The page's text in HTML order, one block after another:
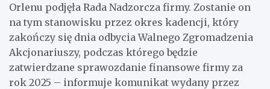
Orlenu podjęła Rada Nadzorcza firmy. Zostanie on
na tym stanowisku przez okres kadencji, który
zakończy się dnia odbycia Walnego Zgromadzenia
Akcjonariuszy, podczas którego będzie
zatwierdzane sprawozdanie finansowe firmy za
rok 2025 – informuje komunikat wydany przez